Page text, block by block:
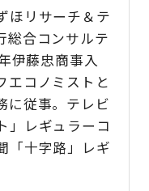
ほリサーチ＆テ
総合コンサルテ
伊藤忠商事入
エコノミストと
に従事。テレビ
」レギュラーコ
「十字路」レギ